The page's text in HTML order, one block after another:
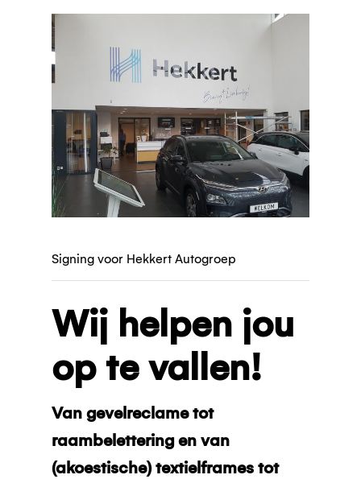
Signing voor Hekkert Autogroep
Wij helpen jou
op te vallen!
Vangevelreclametot
raambeletteringen van
(akoestische) textielframes tot